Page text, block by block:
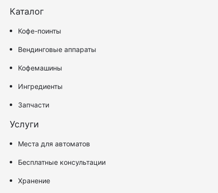
Каталог
Кофе-поинты
Вендинговые аппараты
Кофемашины
Ингредиенты
Запчасти
Услуги
Места для автоматов
Бесплатные консультации
Хранение